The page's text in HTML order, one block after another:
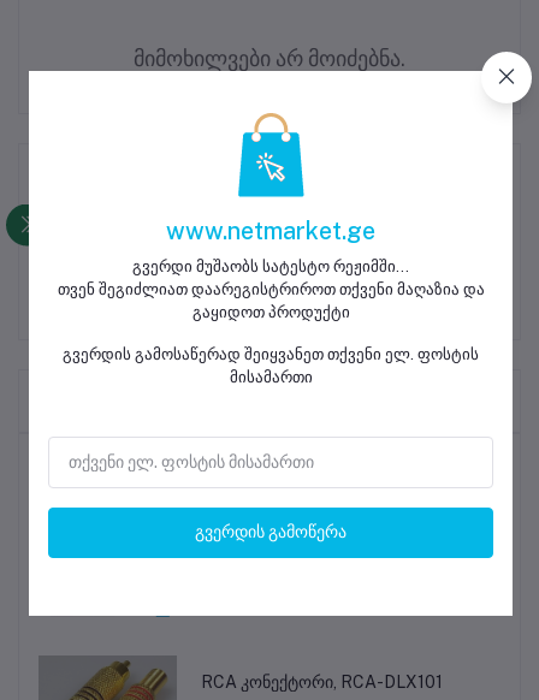
მიმოხილვები არ მოიძებნა.
ყველაზე გაყიდვადი პროდუქტები
მობილური ტელეფონის ეკრანის
საწმენდი სალფეთქი
RCA კონექტორი, RCA-DLX101
www.netmarket.ge
გვერდი მუშაობს სატესტო რეჟიმში...
თვენ შეგიძლიათ დაარეგისტრიროთ თქვენი მაღაზია და
გაყიდოთ პროდუქტი
გვერდის გამოსაწერად შეიყვანეთ თქვენი ელ. ფოსტის
მისამართი
გვერდის გამოწერა